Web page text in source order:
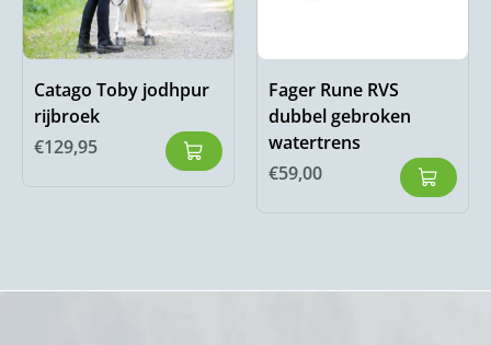
Catago Toby jodhpur
rijbroek
€129,95
Fager Rune RVS
dubbel gebroken
watertrens
€59,00